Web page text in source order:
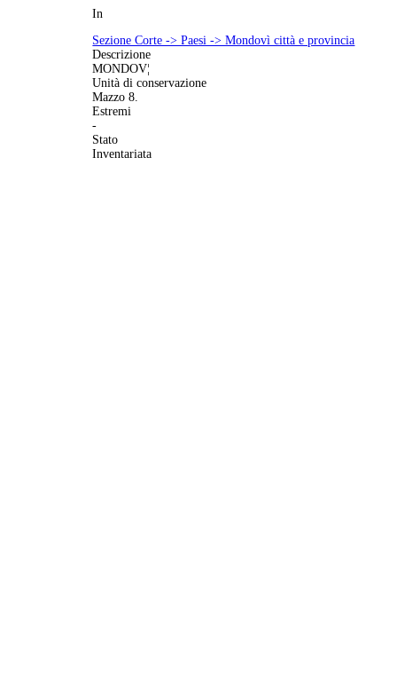
In
Sezione Corte -> Paesi -> Mondovì città e provincia
Descrizione
MONDOV¦
Unità di conservazione
Mazzo 8.
Estremi
-
Stato
Inventariata